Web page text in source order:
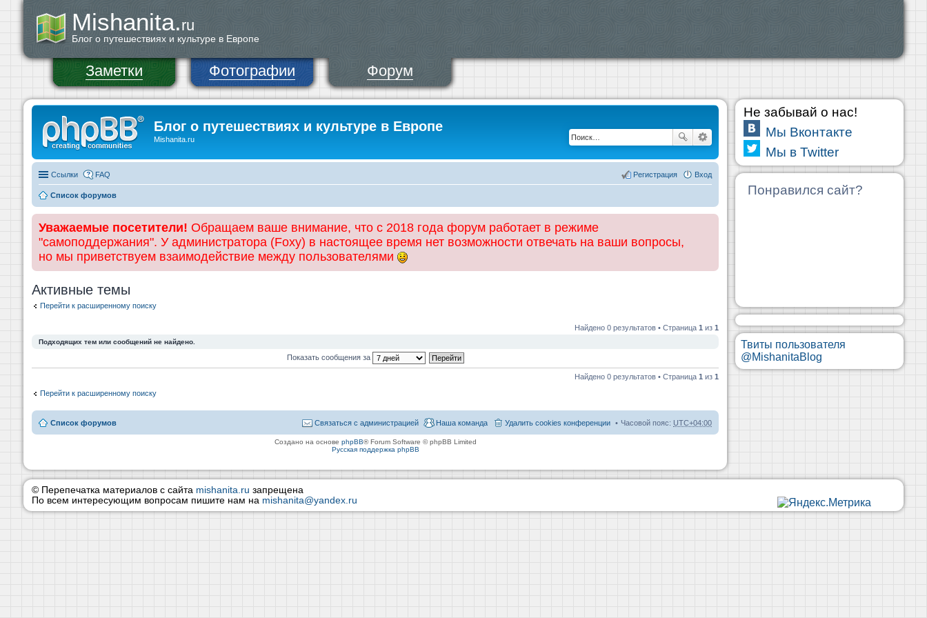
Mishanita.ru
Блог о путешествиях и культуре в Европе
Заметки Фотографии Форум
Блог о путешествиях и культуре в Европе
Mishanita.ru
Ссылки FAQ Вход
Регистрация
Список форумов
Уважаемые посетители! Обращаем ваше внимание, что с 2018 года форум работает в режиме
"самоподдержания". У администратора (Foxy) в настоящее время нет возможности отвечать на ваши вопросы,
но мы приветствуем взаимодействие между пользователями
Активные темы
Перейти к расширенному поиску
Найдено 0 результатов • Страница 1 из 1
Подходящих тем или сообщений не найдено.
Показать сообщения за
Найдено 0 результатов • Страница 1 из 1
Перейти к расширенному поиску
Список форумов Часовой пояс: UTC+04:00
Удалить cookies конференции
Наша команда
Связаться с администрацией
Создано на основе phpBB® Forum Software © phpBB Limited
Русская поддержка phpBB
Не забывай о нас!
Мы Вконтакте
Мы в Twitter
Понравился сайт?
Твиты пользователя
@MishanitaBlog
© Перепечатка материалов с сайта mishanita.ru запрещена
По всем интересующим вопросам пишите нам на mishanita@yandex.ru